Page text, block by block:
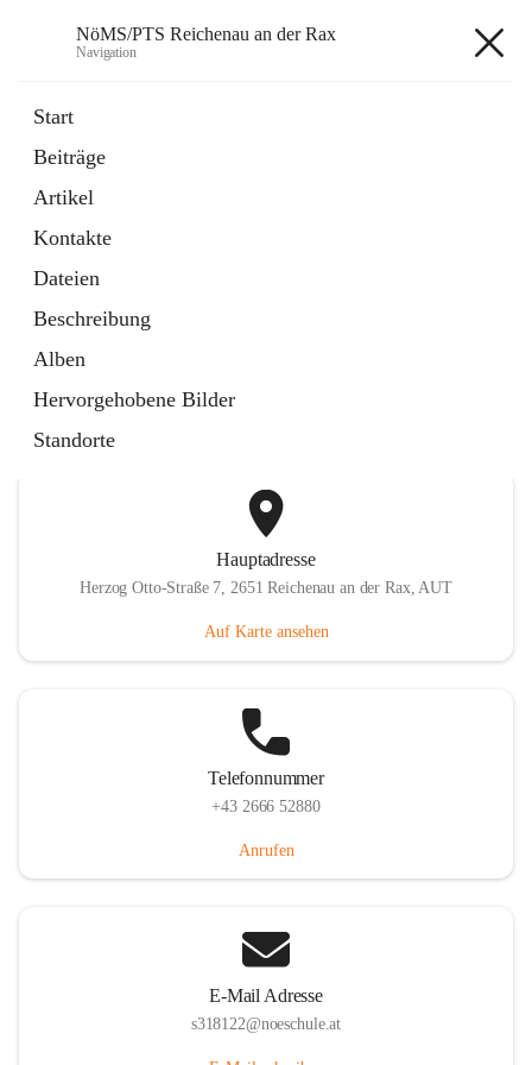
NöMS/PTS Reichenau an der Rax
Navigation
Start
Beiträge
Artikel
Kontakte
Dateien
Beschreibung
Alben
Hervorgehobene Bilder
Standorte
Hans Lanner Regionalmusik Schulverband
öffnet
in
neuem
Tab
Externe Webseite
in
Tab
Hauptadresse
Herzog Otto-Straße 7, 2651 Reichenau an der Rax, AUT
Auf Karte ansehen
Telefonnummer
+43 2666 52880
Anrufen
E-Mail Adresse
s318122@noeschule.at